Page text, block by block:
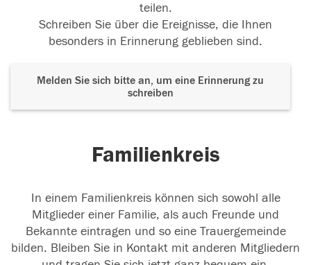
teilen.
Schreiben Sie über die Ereignisse, die Ihnen
besonders in Erinnerung geblieben sind.
Melden Sie sich bitte an, um eine Erinnerung zu
schreiben
Familienkreis
In einem Familienkreis können sich sowohl alle
Mitglieder einer Familie, als auch Freunde und
Bekannte eintragen und so eine Trauergemeinde
bilden. Bleiben Sie in Kontakt mit anderen Mitgliedern